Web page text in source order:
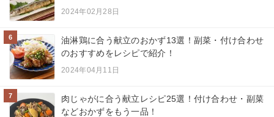
2024年02月28日
6
油淋鶏に合う献立のおかず13選！副菜・付け合わせ
のおすすめをレシピで紹介！
2024年04月11日
7
肉じゃがに合う献立レシピ25選！付け合わせ・副菜
などおかずをもう一品！